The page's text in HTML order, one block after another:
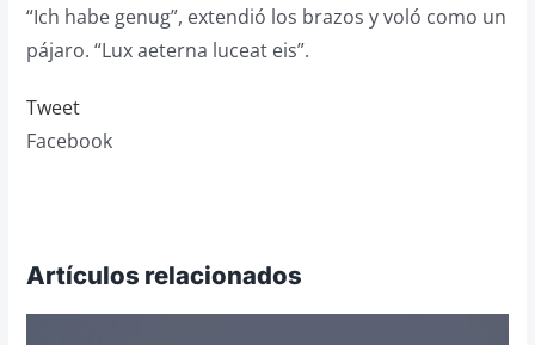
“Ich habe genug”, extendió los brazos y voló como un
pájaro. “Lux aeterna luceat eis”.
Tweet
Facebook
Artículos relacionados